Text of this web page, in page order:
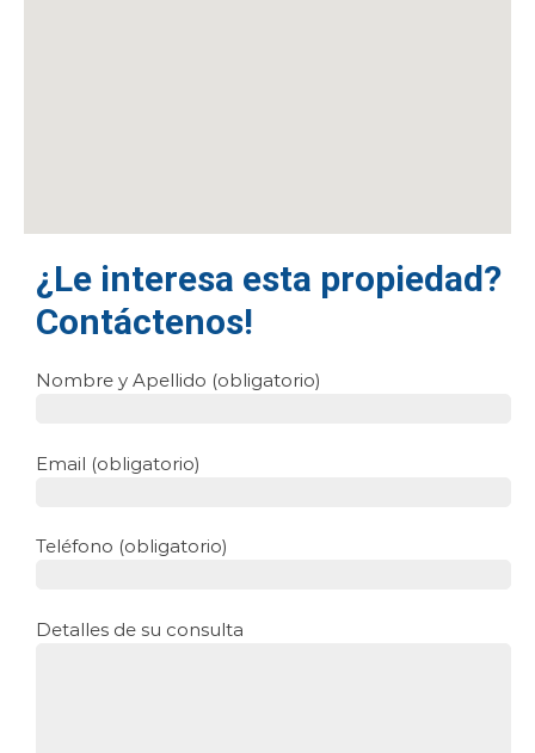
¿Le interesa esta propiedad?
Contáctenos!
Nombre y Apellido (obligatorio)
Email (obligatorio)
Teléfono (obligatorio)
Detalles de su consulta